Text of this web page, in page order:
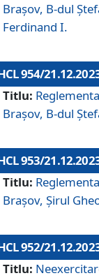
Brașov, B-dul
Ferdinand I.
954/
Titlu:
Brașov, B-dul
953/
Titlu:
Brașov, Șirul
952/
Titlu: